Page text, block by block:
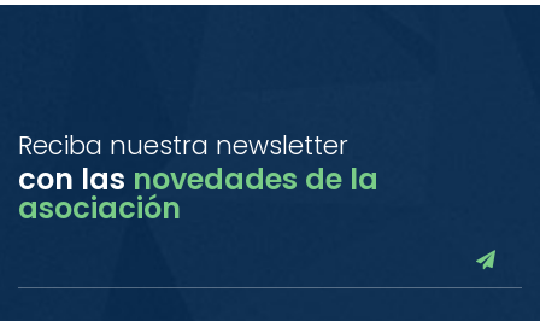
Reciba nuestra newsletter
con las novedades de la
asociación